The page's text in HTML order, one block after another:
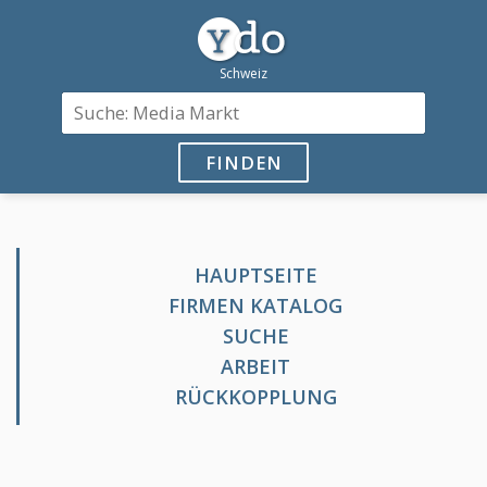
FINDEN
HAUPTSEITE
FIRMEN KATALOG
SUCHE
ARBEIT
RÜCKKOPPLUNG